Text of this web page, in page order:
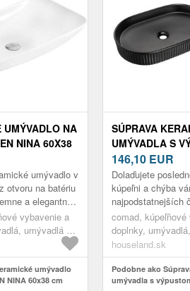
UMÝVADLO NA
NINA 60X38
umývadlo v
otvoru na batériu
a elegantne.
je určené na
a...
vybavenie a
umývadlá na
umývadlo
NINA 60x38 cm
SÚPRAVA
UMÝVADLA S
BEYOND 3 56
146,10 EUR
Dolaďujete
kúpeľni a chýba
najpodstatnejších
umývadlo? Vaša
hľadaním toho
orechového sa prá...
comad,
doplnky,
dosku
houseland.sk
Podobne ako
umývadla s